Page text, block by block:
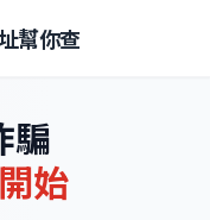
幫你查
騙
始